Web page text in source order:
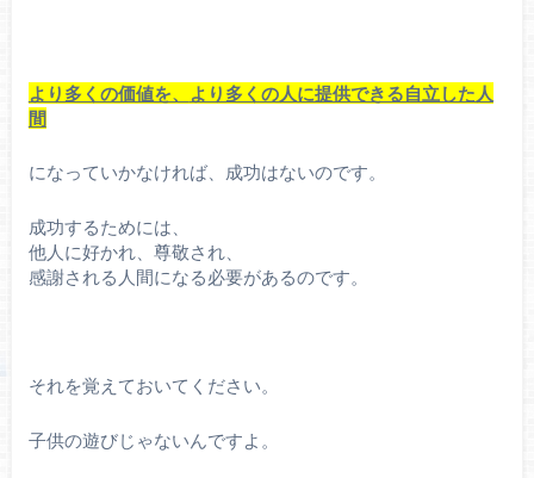
より多くの価値を、
より多くの人に提供できる自立した人
間
になっていかなければ、成功はないのです。
成功するためには、
他人に好かれ、尊敬され、
感謝される人間になる必要があるのです。
それを覚えておいてください。
子供の遊びじゃないんですよ。